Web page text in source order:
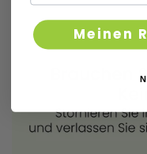
Meinen